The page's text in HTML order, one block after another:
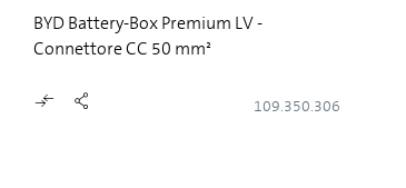
BYD Battery-Box Premium LV -
Connettore CC 50 mm²
109.350.306